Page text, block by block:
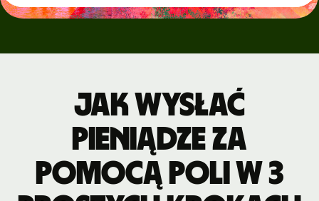
Jak wysłać
pieniądze za
pomocą POLi w 3